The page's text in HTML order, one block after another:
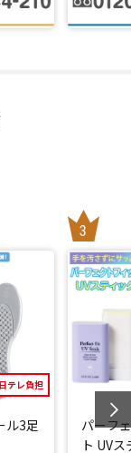
テレ負担
ル3足
パーフ
ト UV